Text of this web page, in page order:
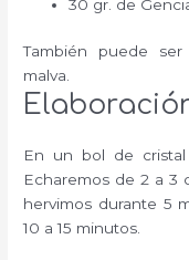
30 gr. de
También puede
malva.
En un bol de cristal
Echaremos de 2 a 3
hervimos durante 5
10 a 15 minutos.